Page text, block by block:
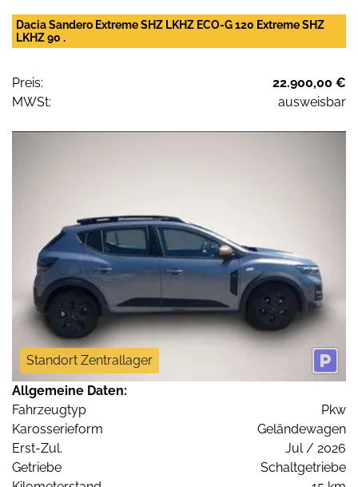
Dacia Sandero Extreme SHZ LKHZ ECO-G 120 Extreme SHZ
LKHZ 90 .
Preis:
22.900,00 €
MWSt:
ausweisbar
Standort Zentrallager
Allgemeine Daten:
Fahrzeugtyp
Pkw
Karosserieform
Geländewagen
Erst-Zul.
Jul / 2026
Getriebe
Schaltgetriebe